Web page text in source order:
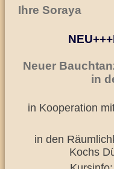
Ihre Soraya
Neuer
in
in Kooperation
in den
Kochs